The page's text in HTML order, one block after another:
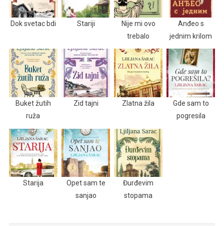
Dok svetac bdi Stariji
Nije mi ovo
trebalo
Anđeo s
jednim krilom
Buket žutih
ruža
Zid tajni Zlatna žila
Gde sam to
pogresila
Starija
Opet sam te
sanjao
Đurđevim
stopama